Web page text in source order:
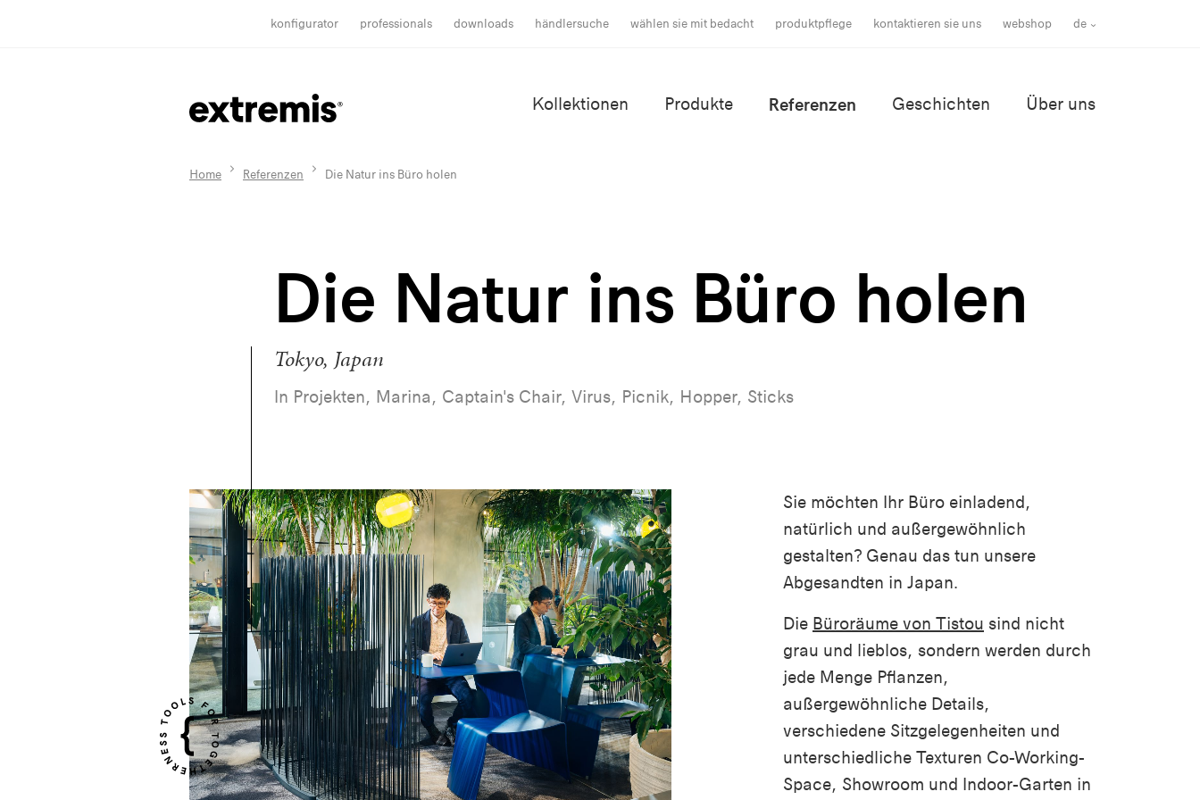
konfigurator professionals downloads händlersuche wählen sie mit bedacht produktpflege kontaktieren sie uns webshop de
Kollektionen Produkte Referenzen Geschichten Über uns
Home Referenzen Die Natur ins Büro holen
Die Natur ins Büro holen
Tokyo, Japan
In Projekten, Marina, Captain's Chair, Virus, Picnik, Hopper, Sticks
Sie möchten Ihr Büro einladend,
natürlich und außergewöhnlich
gestalten? Genau das tun unsere
Abgesandten in Japan.
Die Büroräume von Tistou sind nicht
grau und lieblos, sondern werden durch
jede Menge Pflanzen,
außergewöhnliche Details,
verschiedene Sitzgelegenheiten und
unterschiedliche Texturen Co-Working-
Space, Showroom und Indoor-Garten in